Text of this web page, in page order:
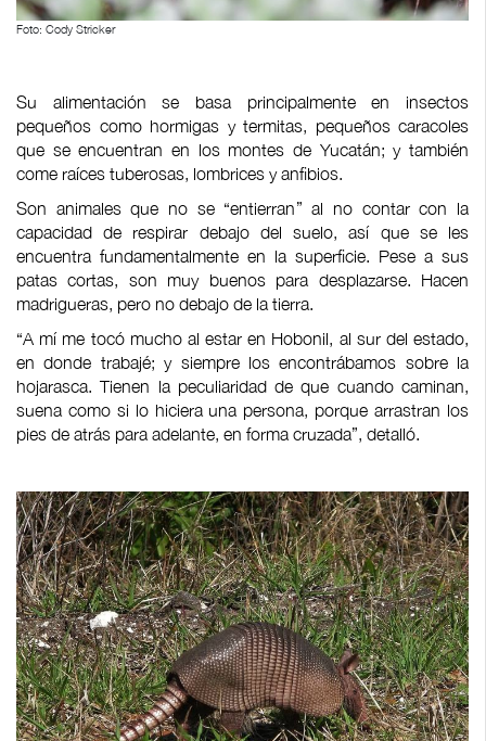
Foto: Cody Stricker
Su alimentación se basa principalmente en insectos
pequeños como hormigas y termitas, pequeños caracoles
que se encuentran en los montes de Yucatán; y también
come raíces tuberosas, lombrices y anfibios.
Son animales que no se “entierran” al no contar con la
capacidad de respirar debajo del suelo, así que se les
encuentra fundamentalmente en la superficie. Pese a sus
patas cortas, son muy buenos para desplazarse. Hacen
madrigueras, pero no debajo de la tierra.
“A mí me tocó mucho al estar en Hobonil, al sur del estado,
en donde trabajé; y siempre los encontrábamos sobre la
hojarasca. Tienen la peculiaridad de que cuando caminan,
suena como si lo hiciera una persona, porque arrastran los
pies de atrás para adelante, en forma cruzada”, detalló.